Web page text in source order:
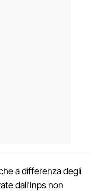
a differenza degli
dall'Inps non